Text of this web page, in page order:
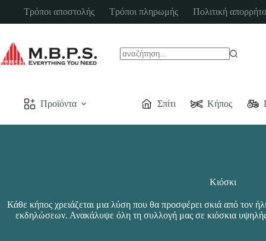
περιεχόμενο
Τρόποι αποστολής Τρόποι πληρωμής Πολιτική
Προϊόντα Σπίτι Κήπος
Κιόσκι
Κάθε κήπος χρειάζεται μια λύση που θα προσφέρει σκιά από τον
εκδηλώσεων. Ανακάλυψε όλη τη συλλογή μας σε κιόσκια υψηλής